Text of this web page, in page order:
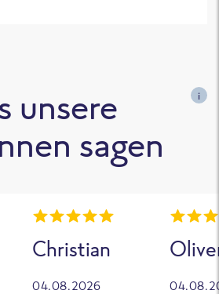
unsere
sagen
i
Christian
04.08.2026